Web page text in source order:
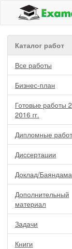
Каталог работ
Все работы
Бизнес-план
Готовые работы
2016 гг.
Дипломные
Диссертации
Доклад/Баяндама
Дополнительный
материал
Задачи
Книги